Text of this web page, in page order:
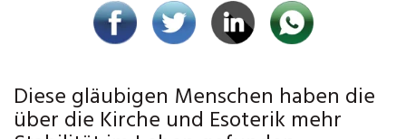
Diese gläubigen Menschen haben die
über die Kirche und Esoterik mehr